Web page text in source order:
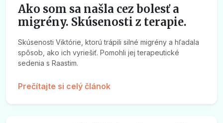
Ako som sa našla cez bolesť a
migrény. Skúsenosti z terapie.
Skúsenosti Viktórie, ktorú trápili silné migrény a hľadala
spôsob, ako ich vyriešiť. Pomohli jej terapeutické
sedenia s Raastim.
Prečítajte si celý článok